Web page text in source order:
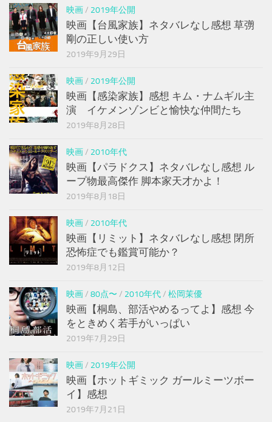
映画/ 2019年公開
映画【台風家族】ネタバレなし感想 草彅
剛の正しい使い方
2019年9月29日
映画/ 2019年公開
映画【感染家族】感想 キム・ナムギル主
演 イケメンゾンビと愉快な仲間たち
2019年8月28日
映画/ 2010年代
映画【パラドクス】ネタバレなし感想 ル
ープ物最高傑作 脚本家天才かよ！
2019年8月18日
映画/ 2010年代
映画【リミット】ネタバレなし感想 閉所
恐怖症でも鑑賞可能か？
2019年8月12日
映画/ 80点〜 / 2010年代/ 松岡茉優
映画【桐島、部活やめるってよ】感想 今
をときめく若手がいっぱい
2019年7月29日
映画/ 2019年公開
映画【ホットギミック ガールミーツボー
イ】感想
2019年7月21日